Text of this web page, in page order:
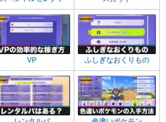
VP ふしぎなおくりもの